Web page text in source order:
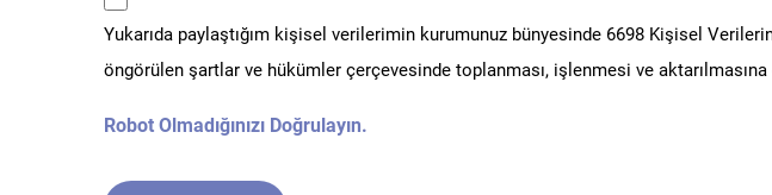
*
Yukarıda paylaştığım kişisel verilerimin kurumunuz bünyesinde 6698 Kişisel
öngörülen şartlar ve hükümler çerçevesinde toplanması, işlenmesi ve
Robot Olmadığınızı Doğrulayın.